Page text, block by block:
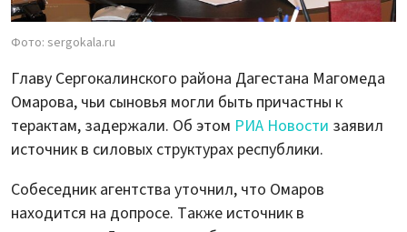
Фото: sergokala.ru
Главу Сергокалинского района Дагестана Магомеда
Омарова, чьи сыновья могли быть причастны к
терактам, задержали. Об этом РИА Новости заявил
источник в силовых структурах республики.
Собеседник агентства уточнил, что Омаров
находится на допросе. Также источник в